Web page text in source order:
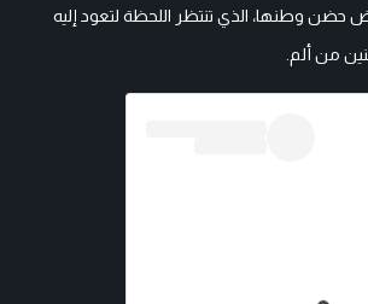
وطنها، الذي تنتظر اللحظة لتعود إليه
من ألم.